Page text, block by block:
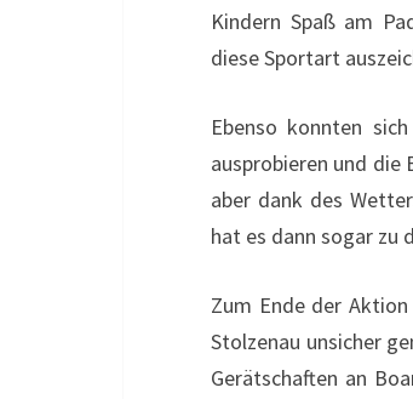
Kindern Spaß am
diese Sportart
Ebenso konnten
ausprobieren und die
aber dank des
hat es dann sogar zu
Zum Ende der
Stolzenau unsicher
Gerätschaften an